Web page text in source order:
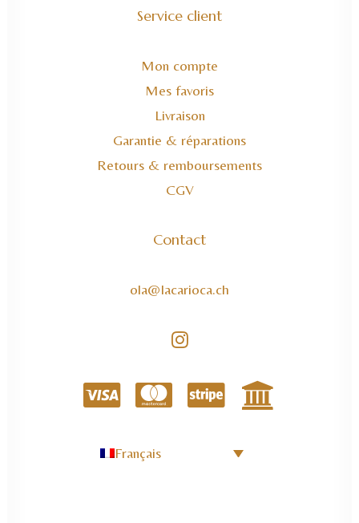
Service client
Mon compte
Mes favoris
Livraison
Garantie & réparations
Retours & remboursements
CGV
Contact
ola@lacarioca.ch
Français